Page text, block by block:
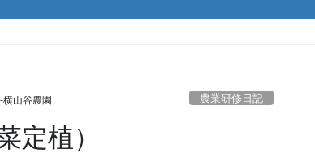
横山谷農園 農業研修日記
定植）